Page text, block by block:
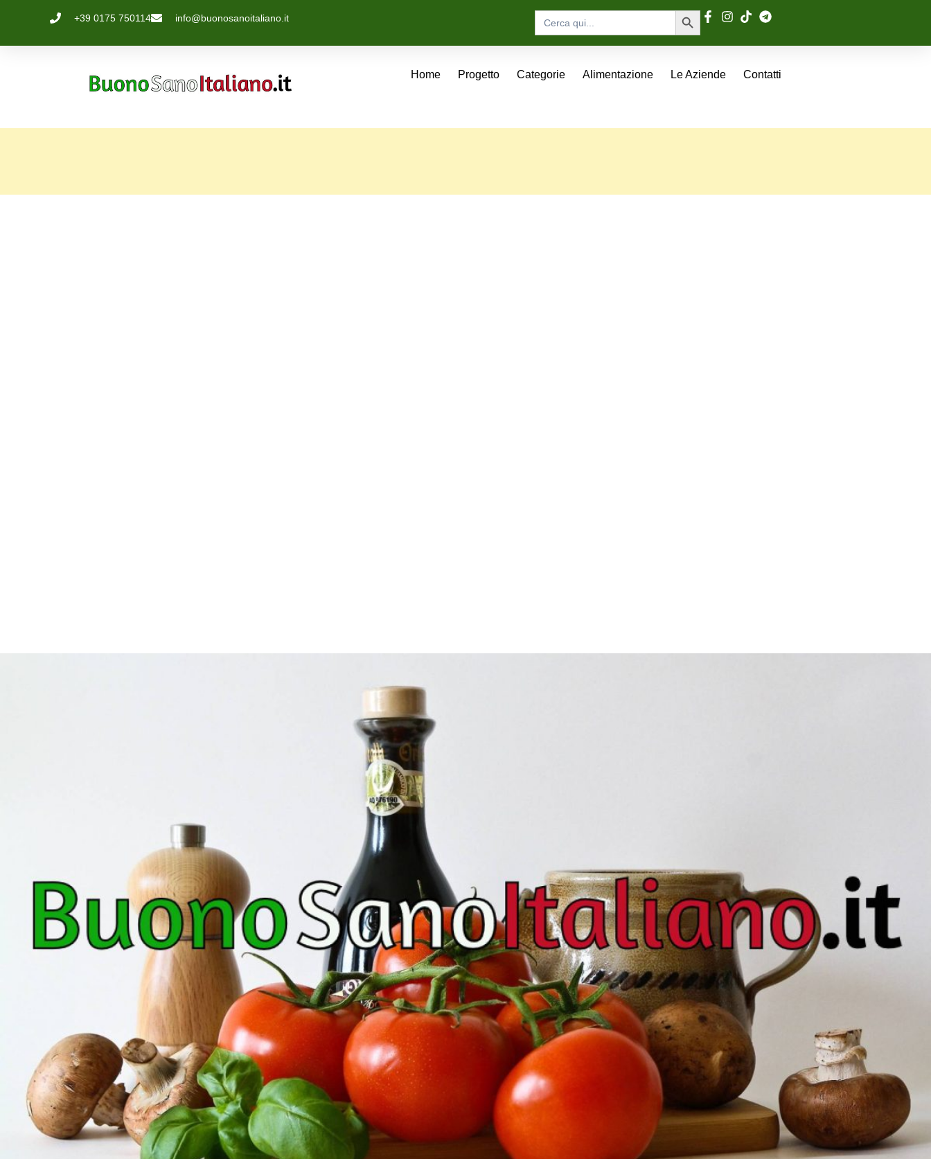
+39 0175 750114 info@buonosanoitaliano.it
Search
for:
Search Button
Home Progetto Categorie Alimentazione Le Aziende Contatti